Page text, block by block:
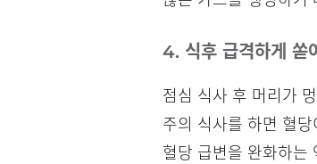
4. 식후 급격하게 쏟
점심 식사 후 머리가
주의 식사를 하면 혈
혈당 급변을 완화하는